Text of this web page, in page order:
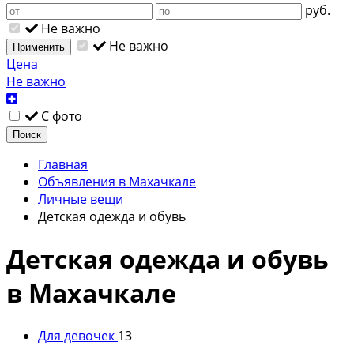
руб.
Не важно
Применить
Не важно
Цена
Не важно
С фото
Поиск
Главная
Объявления в Махачкале
Личные вещи
Детская одежда и обувь
Детская одежда и обувь
в Махачкале
Для девочек 13